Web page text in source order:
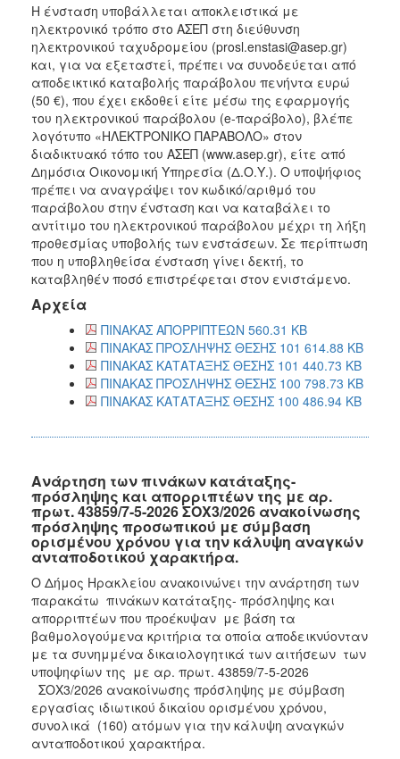
Η ένσταση υποβάλλεται αποκλειστικά με
ηλεκτρονικό τρόπο στο ΑΣΕΠ στη διεύθυνση
ηλεκτρονικού ταχυδρομείου (prosl.enstasi@asep.gr)
και, για να εξεταστεί, πρέπει να συνοδεύεται από
αποδεικτικό καταβολής παράβολου πενήντα ευρώ
(50 €), που έχει εκδοθεί είτε μέσω της εφαρμογής
του ηλεκτρονικού παράβολου (e-παράβολο), βλέπε
λογότυπο «ΗΛΕΚΤΡΟΝΙΚΟ ΠΑΡΑΒΟΛΟ» στον
διαδικτυακό τόπο του ΑΣΕΠ (www.asep.gr), είτε από
Δημόσια Οικονομική Υπηρεσία (Δ.Ο.Υ.). Ο υποψήφιος
πρέπει να αναγράψει τον κωδικό/αριθμό του
παράβολου στην ένσταση και να καταβάλει το
αντίτιμο του ηλεκτρονικού παράβολου μέχρι τη λήξη
προθεσμίας υποβολής των ενστάσεων. Σε περίπτωση
που η υποβληθείσα ένσταση γίνει δεκτή, το
καταβληθέν ποσό επιστρέφεται στον ενιστάμενο.
Αρχεία
ΠΙΝΑΚΑΣ ΑΠΟΡΡΙΠΤΕΩΝ 560.31 KB
ΠΙΝΑΚΑΣ ΠΡΟΣΛΗΨΗΣ ΘΕΣΗΣ 101 614.88 KB
ΠΙΝΑΚΑΣ ΚΑΤΑΤΑΞΗΣ ΘΕΣΗΣ 101 440.73 KB
ΠΙΝΑΚΑΣ ΠΡΟΣΛΗΨΗΣ ΘΕΣΗΣ 100 798.73 KB
ΠΙΝΑΚΑΣ ΚΑΤΑΤΑΞΗΣ ΘΕΣΗΣ 100 486.94 KB
Ανάρτηση των πινάκων κατάταξης-
πρόσληψης και απορριπτέων της με αρ.
πρωτ. 43859/7-5-2026 ΣΟΧ3/2026 ανακοίνωσης
πρόσληψης προσωπικού με σύμβαση
ορισμένου χρόνου για την κάλυψη αναγκών
ανταποδοτικού χαρακτήρα.
Ο Δήμος Ηρακλείου ανακοινώνει την ανάρτηση των
παρακάτω πινάκων κατάταξης- πρόσληψης και
απορριπτέων που προέκυψαν με βάση τα
βαθμολογούμενα κριτήρια τα οποία αποδεικνύονταν
με τα συνημμένα δικαιολογητικά των αιτήσεων των
υποψηφίων της με αρ. πρωτ. 43859/7-5-2026
ΣΟΧ3/2026 ανακοίνωσης πρόσληψης με σύμβαση
εργασίας ιδιωτικού δικαίου ορισμένου χρόνου,
συνολικά (160) ατόμων για την κάλυψη αναγκών
ανταποδοτικού χαρακτήρα.